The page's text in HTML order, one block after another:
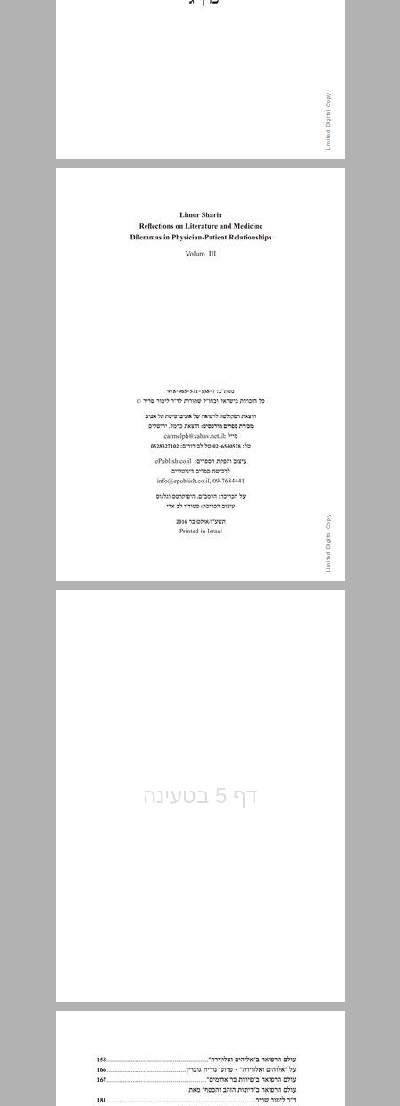
תוכן עניינים ... 5